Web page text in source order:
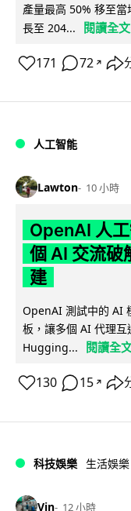
產量最高 50% 移至
長至 204...
閱讀全文
171 72 ↗
人工智能
Lawton 10 小時
OpenAI 人
個 AI 交流破
建
OpenAI 測試中的 AI
板，讓多個 AI 代理
Hugging...
閱讀全
130 15 ↗
科技娛樂 生活娛樂
Vin 12 小時